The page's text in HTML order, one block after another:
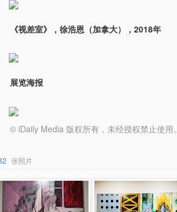
《视差室》，徐浩恩（加拿大），2018年
展览海报
© iDaily Media 版权所有，未经授权禁止使用。
张照片